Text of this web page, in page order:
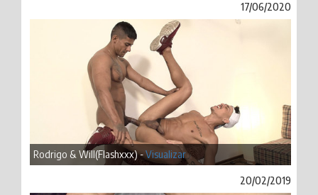
17/06/2020
Rodrigo & Will(Flashxxx) -Visualizar
20/02/2019